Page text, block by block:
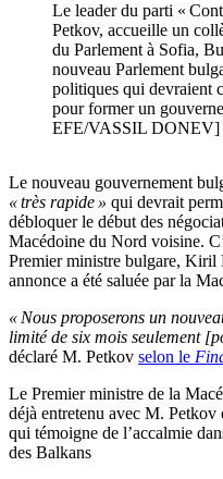
Le leader du parti «
Petkov, accueille un
du Parlement à Sofia,
nouveau Parlement
politiques qui devraient
pour former un
EFE/VASSIL DONEV]
Le nouveau gouvernement
« très rapide » qui devrait
débloquer le début des
Macédoine du Nord voisine.
Premier ministre bulgare, Kiril
annonce a été saluée par la
« Nous proposerons un
limité de six mois seulement
déclaré M. Petkov selon le
Le Premier ministre de la
déjà entretenu avec M. Petkov
qui témoigne de l’accalmie
des Balkans